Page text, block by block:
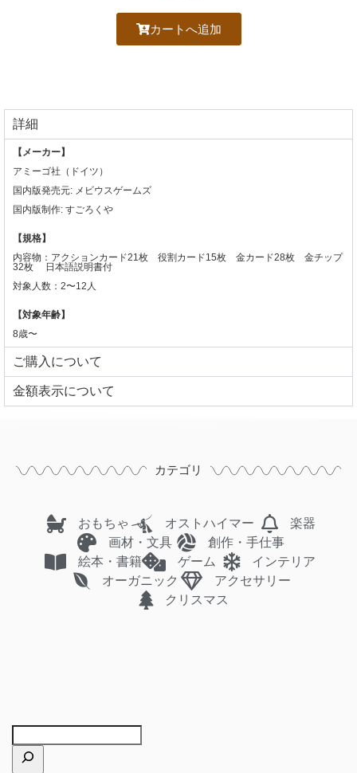
カートへ追加
詳細
【メーカー】
アミーゴ社（ドイツ）
国内版発売元: メビウスゲームズ
国内版制作: すごろくや
【規格】
内容物：アクションカード21枚 役割カード15枚 金カード28枚 金チップ
32枚 日本語説明書付
対象人数：2〜12人
【対象年齢】
8歳〜
ご購入について
⾦額表⽰について
カテゴリ
おもちゃ オストハイマー
楽器
画材・文具
創作・手仕事
絵本・書籍
ゲーム
インテリア
オーガニック
アクセサリー
クリスマス